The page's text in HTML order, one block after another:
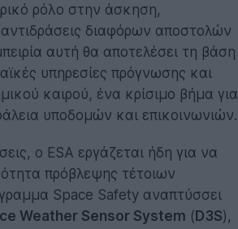
ρόλο στην άσκηση,
αντιδράσεις διαφόρων αποστολών
αυτή θα αποτελέσει τη βάση
υπηρεσίες πρόγνωσης και
καιρού, ένα κρίσιμο βήμα για
υποδομών και επικοινωνιών.
ο ESA εργάζεται ήδη για να
πρόβλεψης τέτοιων
Space Safety αναπτύσσει
Weather Sensor System (D3S),